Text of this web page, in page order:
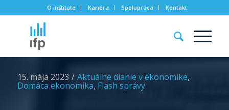
O inštitúte Kariéra Spolupráca Kontakt
15. mája 2023 / Aktuálne dianie v ekonomike,
Domáca ekonomika, Flash správy